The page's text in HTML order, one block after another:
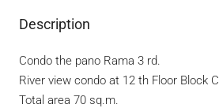
Description
Condo the pano Rama 3 rd.
River view condo at 12 th Floor Block C
Total area 70 sq.m.